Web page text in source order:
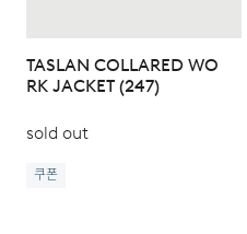
TASLAN COLLARED WO
RK JACKET (247)
sold out
쿠폰